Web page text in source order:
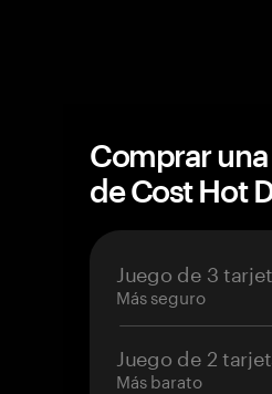
Comprar
de Cost Hot
Juego de 3
Más seguro
Juego de 2
Más barato